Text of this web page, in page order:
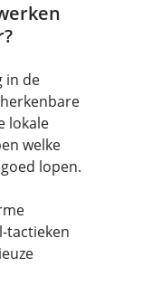
in de
lokale
welke
lopen.
tactieken